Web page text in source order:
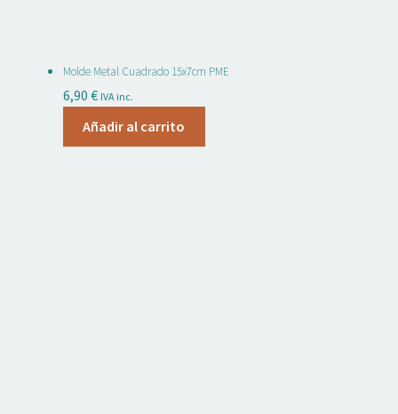
Molde Metal Cuadrado 15x7cm PME
6,90 € IVA inc.
Añadir al carrito